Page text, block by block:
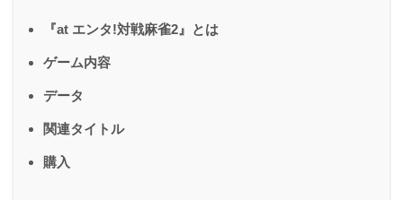
『at エンタ!対戦麻雀2』とは
ゲーム内容
データ
関連タイトル
購入